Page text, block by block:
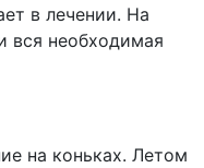
в лечении. На
вся необходимая
на коньках. Летом